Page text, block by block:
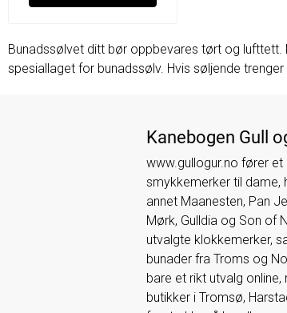
Bunadssølvet ditt bør oppbevares tørt og lufttett.
spesiallaget for bunadssølv. Hvis søljende
Kanebogen Gull
www.gullogur.no fører
smykkemerker til dame,
annet Maanesten, Pan
Mørk, Gulldia og Son of
utvalgte klokkemerker,
bunader fra Troms og
bare et rikt utvalg
butikker i Tromsø,